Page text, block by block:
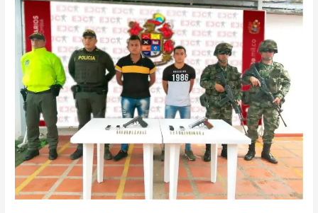
homicidio
de
taxista
en
Hato
Corozal,
coautores
fueron
sentenciados
a
19
años
de